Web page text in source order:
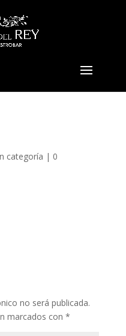
categoría | 0
no será publicada.
marcados con *